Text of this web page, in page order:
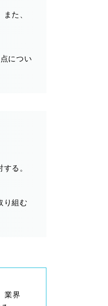
た、
につい
る。
り組む
業界